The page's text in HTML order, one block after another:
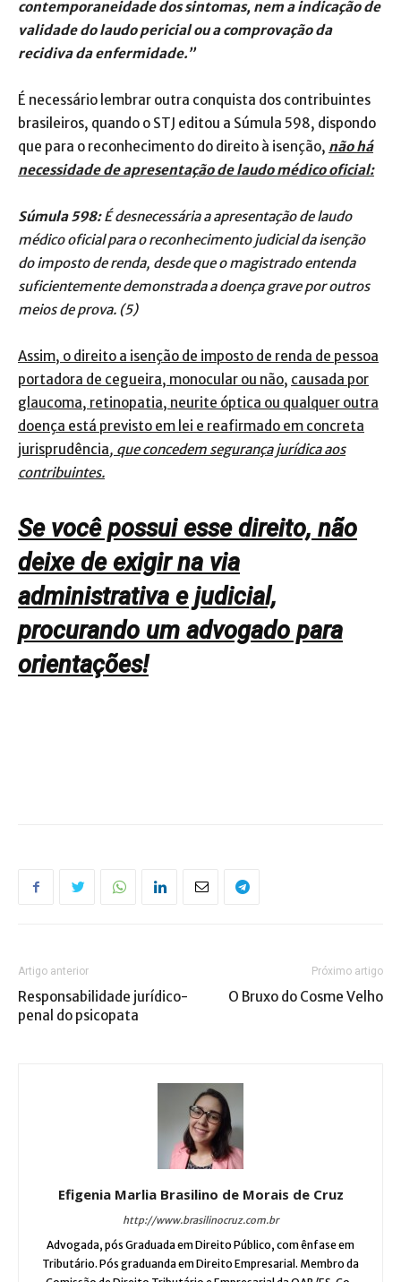
contemporaneidade dos sintomas, nem a indicação de
validade do laudo pericial ou a comprovação da
recidiva da enfermidade.”
É necessário lembrar outra conquista dos contribuintes
brasileiros, quando o STJ editou a Súmula 598, dispondo
que para o reconhecimento do direito à isenção, não há
necessidade de apresentação de laudo médico oficial:
Súmula 598:É desnecessária a apresentação de laudo
médico oficial para o reconhecimento judicial da isenção
do imposto de renda, desde que o magistrado entenda
suficientemente demonstrada a doença grave por outros
meios de prova. (5)
Assim, o direito a isenção de imposto de renda de pessoa
portadora de cegueira, monocular ou não, causada por
glaucoma, retinopatia, neurite óptica ou qualquer outra
doença está previsto em lei e reafirmado em concreta
jurisprudência, que concedem segurança jurídica aos
contribuintes.
Se você possui esse direito, não
deixe de exigir na via
administrativa e judicial,
procurando um advogado para
orientações!
Artigo anterior
Responsabilidade jurídico-
penal do psicopata
Próximo artigo
O Bruxo do Cosme Velho
Efigenia Marlia Brasilino de Morais de Cruz
http://www.brasilinocruz.com.br
Advogada, pós Graduada em Direito Público, com ênfase em
Tributário. Pós graduanda em Direito Empresarial. Membro da